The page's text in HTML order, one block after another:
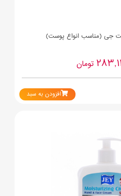
جی (مناسب انواع پوست)
تومان
افزودن به سبد